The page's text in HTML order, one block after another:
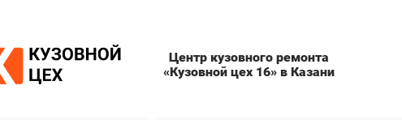
Центр кузовного ремонта
«Кузовной цех 16» в Казани